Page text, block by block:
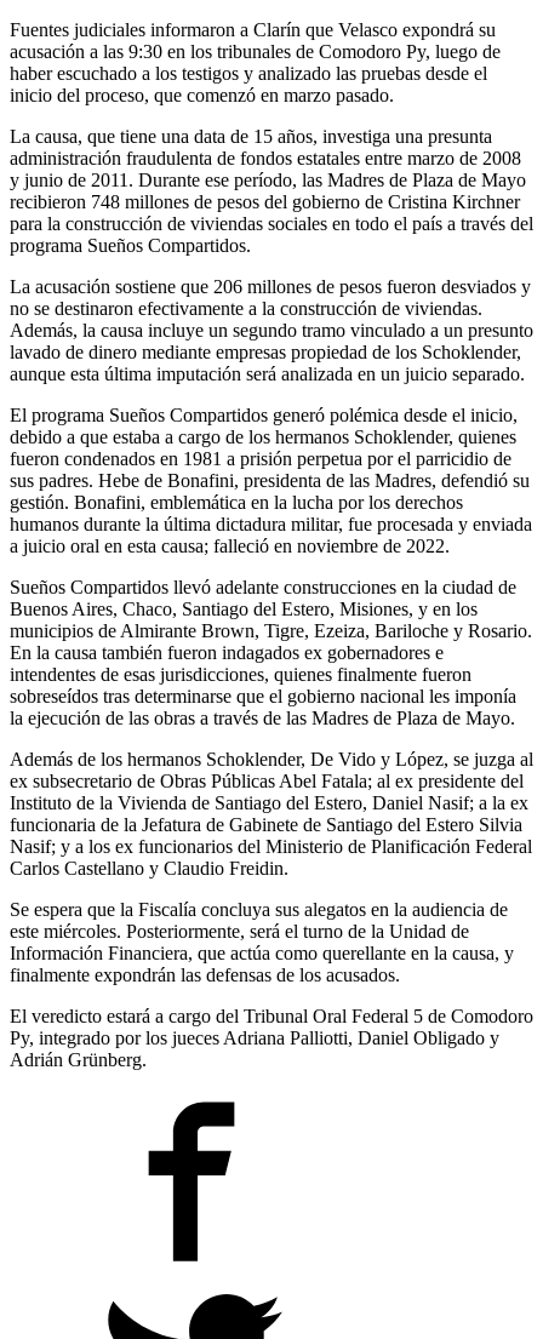
Fuentes judiciales informaron a Clarín que Velasco expondrá su
acusación a las 9:30 en los tribunales de Comodoro Py, luego de
haber escuchado a los testigos y analizado las pruebas desde el
inicio del proceso, que comenzó en marzo pasado.
La causa, que tiene una data de 15 años, investiga una presunta
administración fraudulenta de fondos estatales entre marzo de 2008
y junio de 2011. Durante ese período, las Madres de Plaza de Mayo
recibieron 748 millones de pesos del gobierno de Cristina Kirchner
para la construcción de viviendas sociales en todo el país a través del
programa Sueños Compartidos.
La acusación sostiene que 206 millones de pesos fueron desviados y
no se destinaron efectivamente a la construcción de viviendas.
Además, la causa incluye un segundo tramo vinculado a un presunto
lavado de dinero mediante empresas propiedad de los Schoklender,
aunque esta última imputación será analizada en un juicio separado.
El programa Sueños Compartidos generó polémica desde el inicio,
debido a que estaba a cargo de los hermanos Schoklender, quienes
fueron condenados en 1981 a prisión perpetua por el parricidio de
sus padres. Hebe de Bonafini, presidenta de las Madres, defendió su
gestión. Bonafini, emblemática en la lucha por los derechos
humanos durante la última dictadura militar, fue procesada y enviada
a juicio oral en esta causa; falleció en noviembre de 2022.
Sueños Compartidos llevó adelante construcciones en la ciudad de
Buenos Aires, Chaco, Santiago del Estero, Misiones, y en los
municipios de Almirante Brown, Tigre, Ezeiza, Bariloche y Rosario.
En la causa también fueron indagados ex gobernadores e
intendentes de esas jurisdicciones, quienes finalmente fueron
sobreseídos tras determinarse que el gobierno nacional les imponía
la ejecución de las obras a través de las Madres de Plaza de Mayo.
Además de los hermanos Schoklender, De Vido y López, se juzga al
ex subsecretario de Obras Públicas Abel Fatala; al ex presidente del
Instituto de la Vivienda de Santiago del Estero, Daniel Nasif; a la ex
funcionaria de la Jefatura de Gabinete de Santiago del Estero Silvia
Nasif; y a los ex funcionarios del Ministerio de Planificación Federal
Carlos Castellano y Claudio Freidin.
Se espera que la Fiscalía concluya sus alegatos en la audiencia de
este miércoles. Posteriormente, será el turno de la Unidad de
Información Financiera, que actúa como querellante en la causa, y
finalmente expondrán las defensas de los acusados.
El veredicto estará a cargo del Tribunal Oral Federal 5 de Comodoro
Py, integrado por los jueces Adriana Palliotti, Daniel Obligado y
Adrián Grünberg.